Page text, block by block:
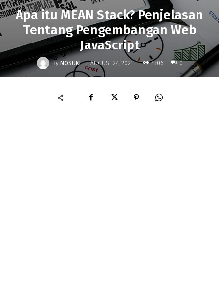
Apa itu MEAN Stack? Penjelasan
Tentang Pengembangan Web
JavaScript
By NOSUKE - AUGUST 24, 2021 4306 0